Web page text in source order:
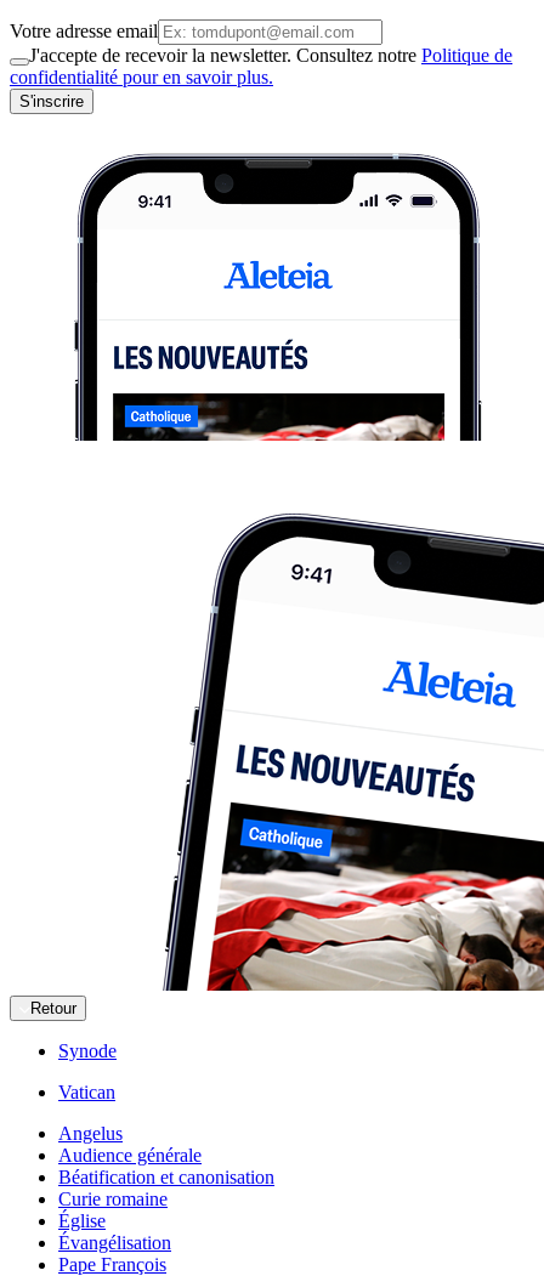
Votre adresse email
J'accepte de recevoir la newsletter. Consultez notre Politique de
confidentialité pour en savoir plus.
S'inscrire
Retour
Synode
Vatican
Angelus
Audience générale
Béatification et canonisation
Curie romaine
Église
Évangélisation
Pape François